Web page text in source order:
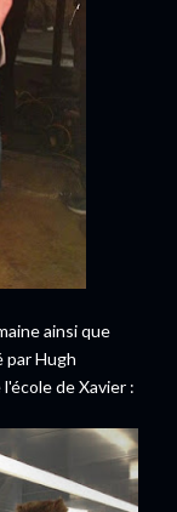
ainsi que
Hugh
de Xavier :